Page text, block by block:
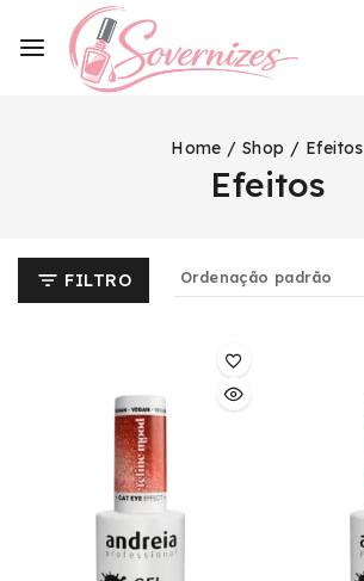
Home / Shop / Efeitos
Efeitos
FILTRO